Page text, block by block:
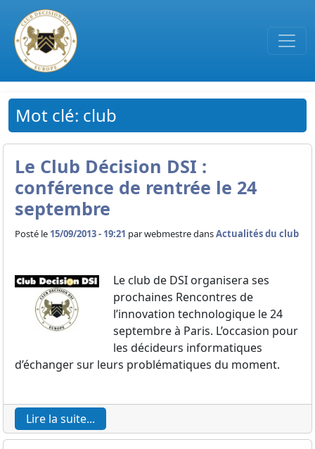
Passer au contenu principal
Mot clé: club
Le Club Décision DSI :
conférence de rentrée le 24
septembre
Posté le 15/09/2013 - 19:21 parwebmestre dansActualités du club
Le club de DSI organisera ses
prochaines Rencontres de
l’innovation technologique le 24
septembre à Paris. L’occasion pour
les décideurs informatiques
d’échanger sur leurs problématiques du moment.
Lire la suite...